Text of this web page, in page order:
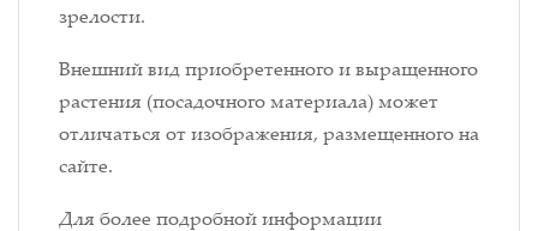
зрелости.
Внешний вид приобретенного и выращенного
растения (посадочного материала) может
отличаться от изображения, размещенного на
сайте.
Для более подробной информации